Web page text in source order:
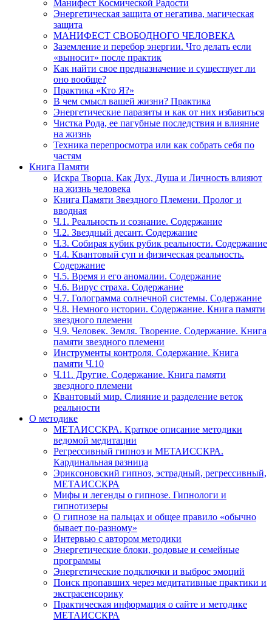
Манифест Космической Радости
Энергетическая защита от негатива, магическая
защита
МАНИФЕСТ СВОБОДНОГО ЧЕЛОВЕКА
Заземление и перебор энергии. Что делать если
«выносит» после практик
Как найти свое предназначение и существует ли
оно вообще?
Практика «Кто Я?»
В чем смысл вашей жизни? Практика
Энергетические паразиты и как от них избавиться
Чистка Рода, ее пагубные последствия и влияние
на жизнь
Техника перепросмотра или как собрать себя по
частям
Книга Памяти
Искра Творца. Как Дух, Душа и Личность влияют
на жизнь человека
Книга Памяти Звездного Племени. Пролог и
вводная
Ч.1. Реальность и сознание. Содержание
Ч.2. Звездный десант. Содержание
Ч.3. Собирая кубик рубик реальности. Содержание
Ч.4. Квантовый суп и физическая реальность.
Содержание
Ч.5. Время и его аномалии. Содержание
Ч.6. Вирус страха. Содержание
Ч.7. Голограмма солнечной системы. Содержание
Ч.8. Немного истории. Содержание. Книга памяти
звездного племени
Ч.9. Человек. Земля. Творение. Содержание. Книга
памяти звездного племени
Инструменты контроля. Содержание. Книга
памяти Ч.10
Ч.11. Другие. Содержание. Книга памяти
звездного племени
Квантовый мир. Слияние и разделение веток
реальности
О методике
МЕТАИССКРА. Краткое описание методики
ведомой медитации
Регрессивный гипноз и МЕТАИССКРА.
Кардинальная разница
Эриксоновский гипноз, эстрадный, регрессивный,
МЕТАИССКРА
Мифы и легенды о гипнозе. Гипнологи и
гипнотизеры
О гипнозе на пальцах и общее правило «обычно
бывает по-разному»
Интервью с автором методики
Энергетические блоки, родовые и семейные
программы
Энергетические подключки и выброс эмоций
Поиск пропавших через медитативные практики и
экстрасенсорику
Практическая информация о сайте и методике
МЕТАИССКРА